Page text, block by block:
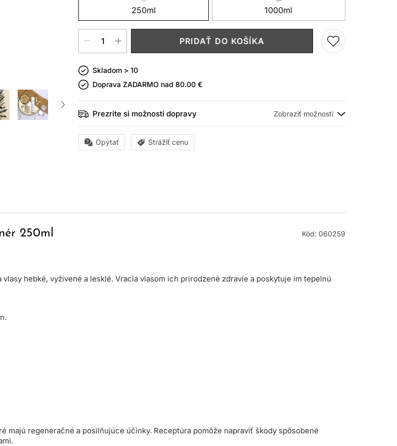
250ml 1000ml
PRIDAŤ DO KOŠÍKA
Skladom > 10
Doprava ZADARMO nad 80.00 €
Prezrite si možnosti dopravy
Opýtať Strážiť cenu
250ml Kód: 060259
hebké, vyživené a lesklé. Vracia vlasom ich prirodzené zdravie a poskytuje im tepelnú
majú regeneračné a posilňujúce účinky. Receptúra pomôže napraviť škody spôsobené